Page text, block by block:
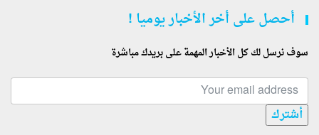
أحصل على أخر الأخبار يوميا !
سوف نرسل لك كل الأخبار المهمة على بريدك مباشرة
أشترك